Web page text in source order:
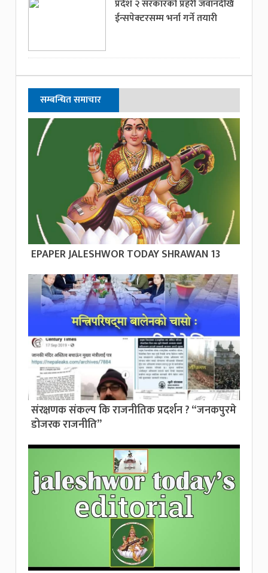
प्रदेश २ सरकारको प्रहरी जवानदेखि
ईन्सपेक्टरसम्म भर्ना गर्ने तयारी
सम्बन्धित समाचार
EPAPER JALESHWOR TODAY SHRAWAN 13
संरक्षणक संकल्प कि राजनीतिक प्रदर्शन ? “जनकपुरमे
डोजरक राजनीति”